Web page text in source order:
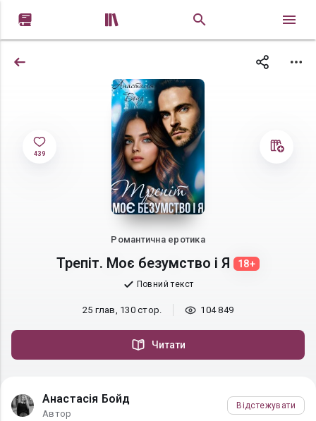
 
439
Романтична еротика
Трепіт. Моє безумство і Я 18+
Повний текст
25 глав, 130 стор. 104 849
Читати
Анастасія Бойд
Автор
Відстежувати